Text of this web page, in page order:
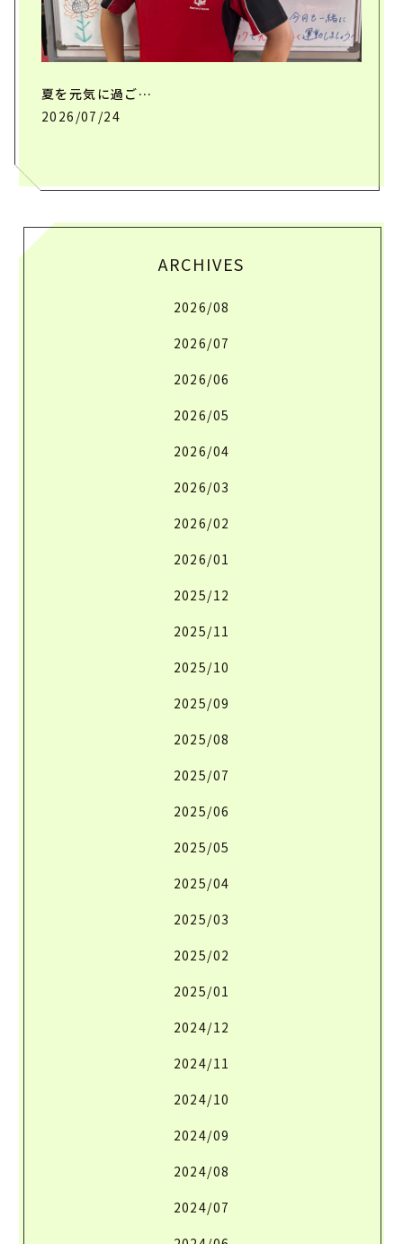
夏を元気に過ご…
2026/07/24
ARCHIVES
2026/08
2026/07
2026/06
2026/05
2026/04
2026/03
2026/02
2026/01
2025/12
2025/11
2025/10
2025/09
2025/08
2025/07
2025/06
2025/05
2025/04
2025/03
2025/02
2025/01
2024/12
2024/11
2024/10
2024/09
2024/08
2024/07